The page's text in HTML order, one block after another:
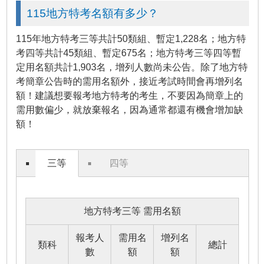
115地方特考名額有多少？
115年地方特考三等共計50類組、暫定1,228名；地方特
考四等共計45類組、暫定675名；地方特考三等四等暫
定用名額共計1,903名，增列人數尚未公告。除了地方特
考簡章公告時的需用名額外，接近考試時間會再增列名
額！建議想要報考地方特考的考生，不要因為簡章上的
需用數偏少，就放棄報名，因為通常都還有機會增加缺
額！
三等 四等
地方特考三等 需用名額
類科
報考人
數
需用名
額
增列名
額
總計